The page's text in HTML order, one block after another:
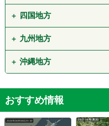
長野県
京都府
奈良県
鳥取県
岡山県
山口県
四国地方
徳島県
愛媛県
九州地方
福岡県
大分県
沖縄地方
おすすめ情報